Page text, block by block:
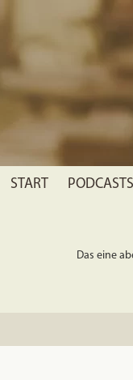
START PODCASTS
Das eine